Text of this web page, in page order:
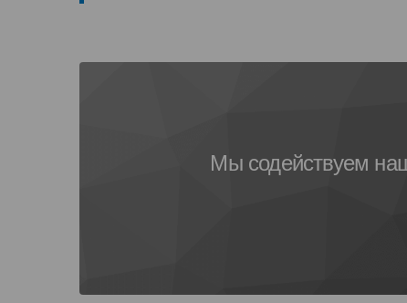
Мы содействуем